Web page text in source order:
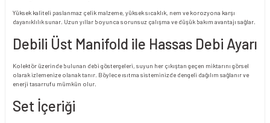
Yüksek kaliteli paslanmaz çelik malzeme, yüksek sıcaklık, nem ve korozyona karşı
dayanıklılık sunar. Uzun yıllar boyunca sorunsuz çalışma ve düşük bakım avantajı sağlar.
Debili Üst Manifold ile Hassas Debi Ayarı
Kolektör üzerinde bulunan debi göstergeleri, suyun her çıkıştan geçen miktarını görsel
olarak izlemenize olanak tanır. Böylece ısıtma sisteminizde dengeli dağılım sağlanır ve
enerji tasarrufu mümkün olur.
Set İçeriği